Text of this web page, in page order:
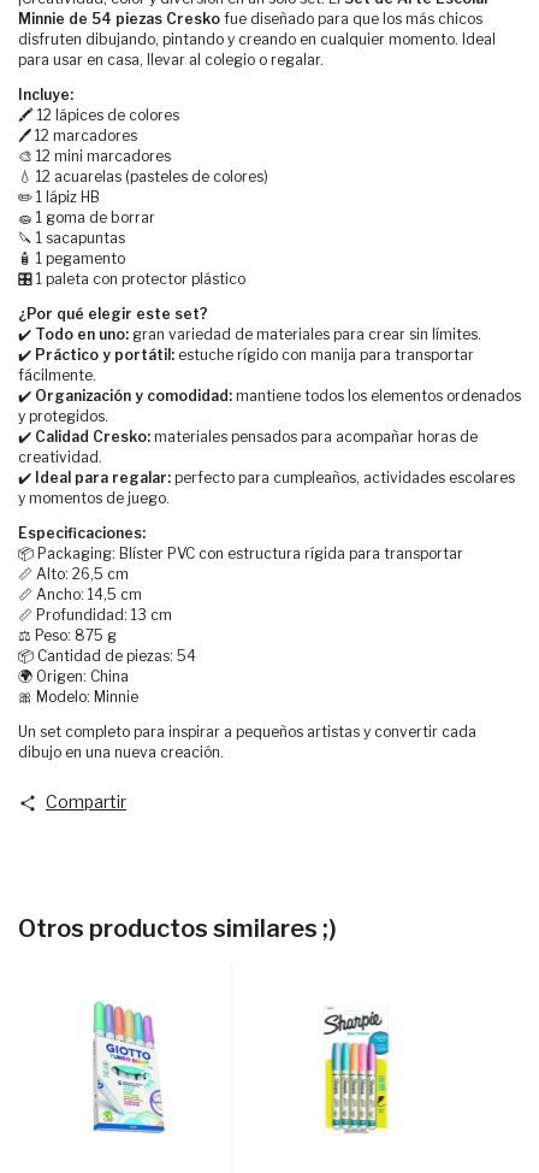
Minnie de 54 piezas Cresko fue diseñado para que los más chicos
disfruten dibujando, pintando y creando en cualquier momento. Ideal
para usar en casa, llevar al colegio o regalar.
Incluye:
🖍️ 12 lápices de colores
🖊️ 12 marcadores
🎨 12 mini marcadores
💧 12 acuarelas (pasteles de colores)
✏️ 1 lápiz HB
🧽 1 goma de borrar
🔪 1 sacapuntas
🧴 1 pegamento
🎛️ 1 paleta con protector plástico
¿Por qué elegir este set?
✔️ Todo en uno: gran variedad de materiales para crear sin límites.
✔️ Práctico y portátil: estuche rígido con manija para transportar
fácilmente.
✔️ Organización y comodidad: mantiene todos los elementos ordenados
y protegidos.
✔️ Calidad Cresko: materiales pensados para acompañar horas de
creatividad.
✔️ Ideal para regalar: perfecto para cumpleaños, actividades escolares
y momentos de juego.
Especificaciones:
📦 Packaging: Blíster PVC con estructura rígida para transportar
📏 Alto: 26,5 cm
📏 Ancho: 14,5 cm
📏 Profundidad: 13 cm
⚖️ Peso: 875 g
📦 Cantidad de piezas: 54
🌍 Origen: China
🎀 Modelo: Minnie
Un set completo para inspirar a pequeños artistas y convertir cada
dibujo en una nueva creación.
Compartir
Otros productos similares ;)